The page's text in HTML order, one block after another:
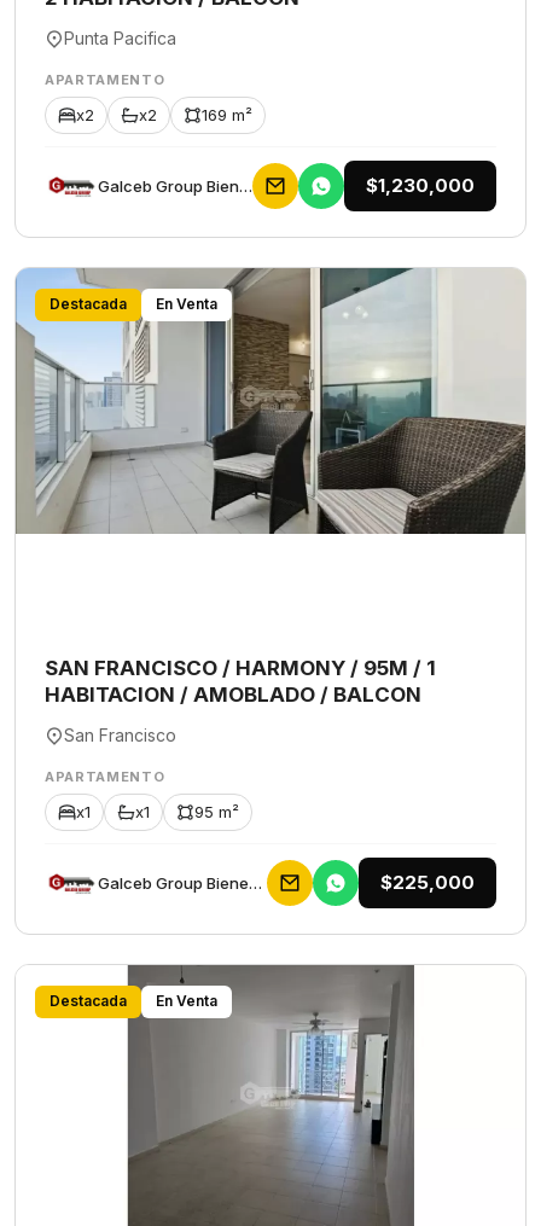
Punta Pacifica
APARTAMENTO
x2 x2 169 m²
Galceb Group Bienes Raices $1,230,000
Destacada En Venta
SAN FRANCISCO / HARMONY / 95M / 1
HABITACION / AMOBLADO / BALCON
San Francisco
APARTAMENTO
x1 x1 95 m²
Galceb Group Bienes Raices $225,000
Destacada En Venta